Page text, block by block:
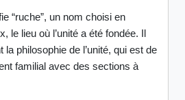
“ruche”, un nom choisi en
le lieu où l’unité a été fondée. Il
la philosophie de l’unité, qui est de
familial avec des sections à